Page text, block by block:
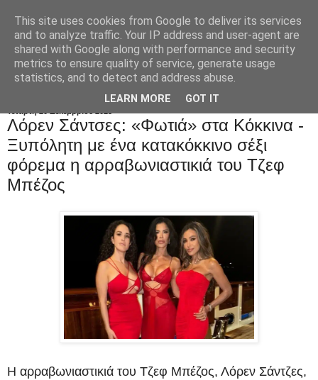
Λόρεν Σάντσες: «Φωτιά» στα Kόκκινα -
Ξυπόλητη με ένα κατακόκκινο σέξι
φόρεμα η αρραβωνιαστικιά του Τζεφ
Μπέζος
Η αρραβωνιαστικιά του Τζεφ Μπέζος, Λόρεν Σάντζες,
This site uses cookies from Google to deliver its services
and to analyze traffic. Your IP address and user-agent are
shared with Google along with performance and security
metrics to ensure quality of service, generate usage
statistics, and to detect and address abuse.
LEARN MORE GOT IT